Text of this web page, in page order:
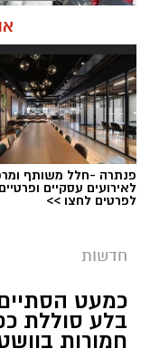
צילום: דוברות
מערכת ירושלים נט / 09:11
הסמים
פעילויות
פנתרה -חלל משותף
לאירועים עסקיים
לפרטים לחצו >>
חדשות
כמעט
בלע סוללת
חמורות